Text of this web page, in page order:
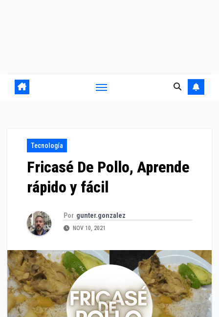
Tecnología
Fricasé De Pollo, Aprende
rápido y fácil
Por gunter.gonzalez
NOV 10, 2021